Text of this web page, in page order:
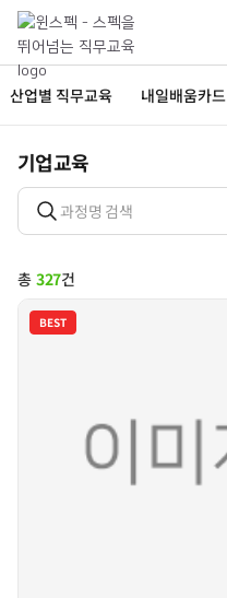
산업별 직무교육 내일배움카드
기업교육
총 327건
BEST